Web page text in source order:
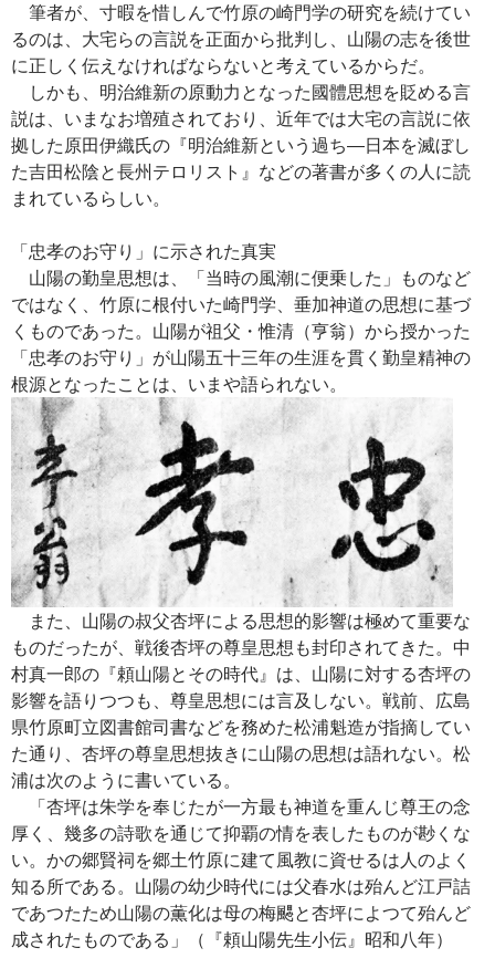
筆者が、寸暇を惜しんで竹原の崎門学の研究を続けてい
るのは、大宅らの言説を正面から批判し、山陽の志を後世
に正しく伝えなければならないと考えているからだ。
しかも、明治維新の原動力となった國體思想を貶める言
説は、いまなお増殖されており、近年では大宅の言説に依
拠した原田伊織氏の『明治維新という過ち―日本を滅ぼし
た吉田松陰と長州テロリスト』などの著書が多くの人に読
まれているらしい。
「忠孝のお守り」に示された真実
山陽の勤皇思想は、「当時の風潮に便乗した」ものなど
ではなく、竹原に根付いた崎門学、垂加神道の思想に基づ
くものであった。山陽が祖父・惟清（亨翁）から授かった
「忠孝のお守り」が山陽五十三年の生涯を貫く勤皇精神の
根源となったことは、いまや語られない。
また、山陽の叔父杏坪による思想的影響は極めて重要な
ものだったが、戦後杏坪の尊皇思想も封印されてきた。中
村真一郎の『頼山陽とその時代』は、山陽に対する杏坪の
影響を語りつつも、尊皇思想には言及しない。戦前、広島
県竹原町立図書館司書などを務めた松浦魁造が指摘してい
た通り、杏坪の尊皇思想抜きに山陽の思想は語れない。松
浦は次のように書いている。
「杏坪は朱学を奉じたが一方最も神道を重んじ尊王の念
厚く、幾多の詩歌を通じて抑覇の情を表したものが尠くな
い。かの郷賢祠を郷土竹原に建て風教に資せるは人のよく
知る所である。山陽の幼少時代には父春水は殆んど江戸詰
であつたため山陽の薫化は母の梅颸と杏坪によつて殆んど
成されたものである」（『頼山陽先生小伝』昭和八年）